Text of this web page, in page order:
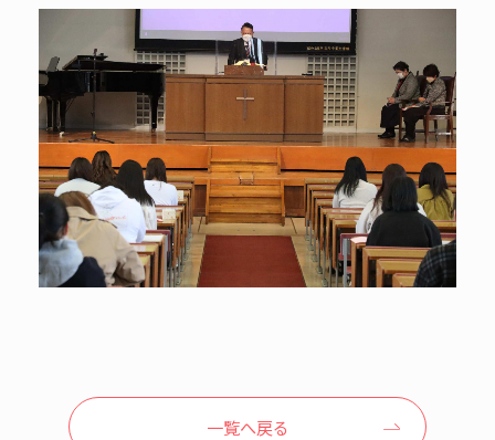
一覧へ戻る